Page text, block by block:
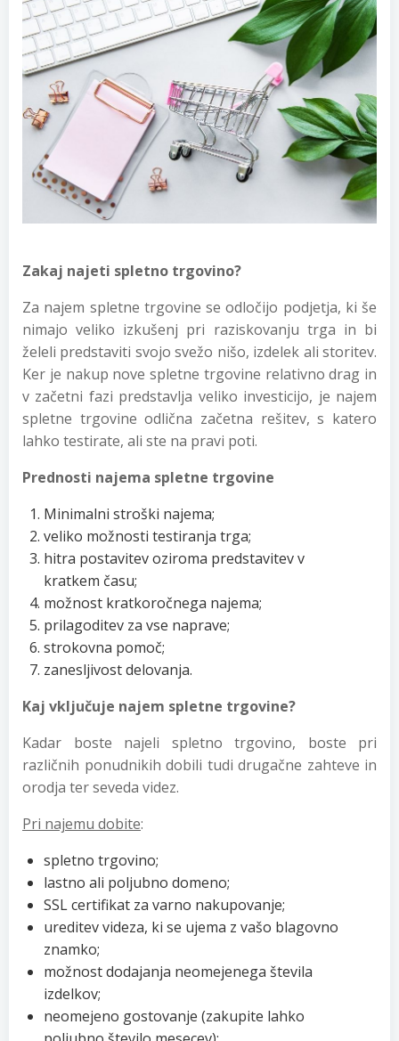
Zakaj najeti spletno trgovino?
Za najem spletne trgovine se odločijo podjetja, ki še
nimajo veliko izkušenj pri raziskovanju trga in bi
želeli predstaviti svojo svežo nišo, izdelek ali storitev.
Ker je nakup nove spletne trgovine relativno drag in
v začetni fazi predstavlja veliko investicijo, je najem
spletne trgovine odlična začetna rešitev, s katero
lahko testirate, ali ste na pravi poti.
Prednosti najema spletne trgovine
Minimalni stroški najema;
veliko možnosti testiranja trga;
hitra postavitev oziroma predstavitev v
kratkem času;
možnost kratkoročnega najema;
prilagoditev za vse naprave;
strokovna pomoč;
zanesljivost delovanja.
Kaj vključuje najem spletne trgovine?
Kadar boste najeli spletno trgovino, boste pri
različnih ponudnikih dobili tudi drugačne zahteve in
orodja ter seveda videz.
Pri najemu dobite:
spletno trgovino;
lastno ali poljubno domeno;
SSL certifikat za varno nakupovanje;
ureditev videza, ki se ujema z vašo blagovno
znamko;
možnost dodajanja neomejenega števila
izdelkov;
neomejeno gostovanje (zakupite lahko